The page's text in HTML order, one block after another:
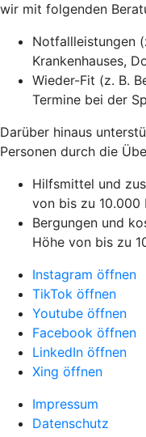
wir mit folgenden
Notfallleistungen
Krankenhauses,
Wieder-Fit (z. B.
Termine bei der
Darüber hinaus
Personen durch die
Hilfsmittel und
von bis zu 10.000
Bergungen und
Höhe von bis zu
Instagram öffnen
TikTok öffnen
Youtube öffnen
Facebook öffnen
LinkedIn öffnen
Xing öffnen
Impressum
Datenschutz